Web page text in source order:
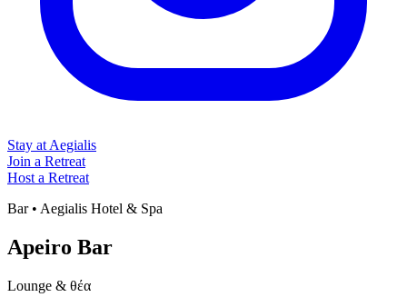
Stay at Aegialis
Join a Retreat
Host a Retreat
Bar • Aegialis Hotel & Spa
Apeiro Bar
Lounge & θέα